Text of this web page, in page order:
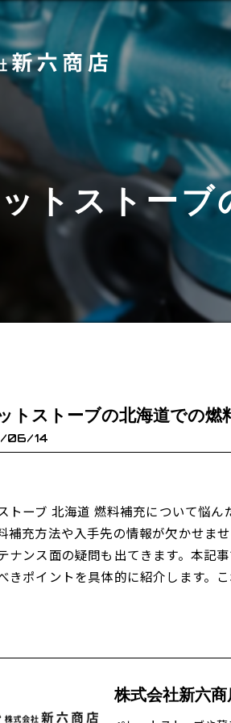
トストーブ
トストーブの北海道での燃
06/14
トーブ 北海道 燃料補充について悩
補充方法や入手先の情報が欠かせま
ナンス面の疑問も出てきます。本記
きポイントを具体的に紹介します。
株式会社新六商